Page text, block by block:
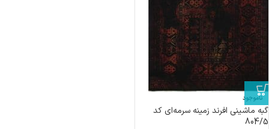
ناموجود
گبه ماشینی افرند زمینه سرمه‌ای کد
804/5